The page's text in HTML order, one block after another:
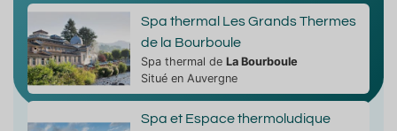
Spa thermal Les Grands Thermes
de la Bourboule
Spa thermal de La Bourboule
Situé en Auvergne
Spa et Espace thermoludique